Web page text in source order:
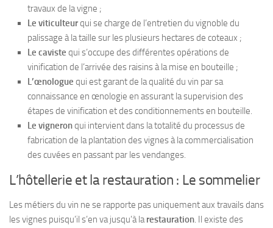
travaux de la vigne ;
Le viticulteurqui se charge de l’entretien du vignoble du
palissage à la taille sur les plusieurs hectares de coteaux ;
Le caviste qui s’occupe des différentesopérations de
vinification de l’arrivée des raisins à la mise en bouteille ;
L’œnologue qui est garant de laqualité du vin par sa
connaissance en œnologie en assurant lasupervision des
étapes de vinification et desconditionnements en bouteille.
Le vigneronqui intervient dans latotalité du processus de
fabrication de la plantation des vignes à la commercialisation
des cuvées en passant par les vendanges.
L’hôtellerie et la restauration : Le sommelier
Les métiers du vin ne se rapporte pas uniquement aux travails dans
les vignes puisqu’il s’en va jusqu’à larestauration. Il existe des